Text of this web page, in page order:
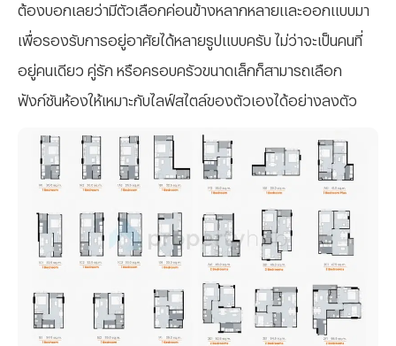
ต้องบอกเลยว่ามีตัวเลือกค่อนข้างหลากหลายและออกแบบมา
เพื่อรองรับการอยู่อาศัยได้หลายรูปแบบครับ ไม่ว่าจะเป็นคนที่
อยู่คนเดียว คู่รัก หรือครอบครัวขนาดเล็กก็สามารถเลือก
ฟังก์ชันห้องให้เหมาะกับไลฟ์สไตล์ของตัวเองได้อย่างลงตัว